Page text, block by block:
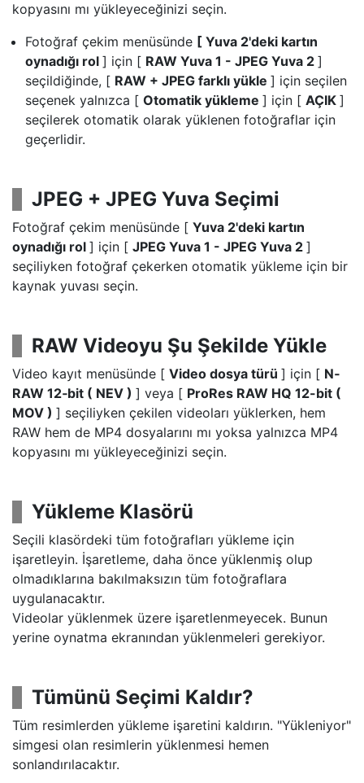
kopyasını mı yükleyeceğinizi seçin.
Fotoğraf çekim menüsünde [ Yuva 2'deki kartın
oynadığı rol ] için [ RAW Yuva 1 - JPEG Yuva 2 ]
seçildiğinde, [ RAW + JPEG farklı yükle ] için seçilen
seçenek yalnızca [ Otomatik yükleme ] için [ AÇIK ]
seçilerek otomatik olarak yüklenen fotoğraflar için
geçerlidir.
JPEG + JPEG Yuva Seçimi
Fotoğraf çekim menüsünde [ Yuva 2'deki kartın
oynadığı rol ] için [ JPEG Yuva 1 - JPEG Yuva 2 ]
seçiliyken fotoğraf çekerken otomatik yükleme için bir
kaynak yuvası seçin.
RAW Videoyu Şu Şekilde Yükle
Video kayıt menüsünde [ Video dosya türü ] için [ N‑
RAW 12‑bit ( NEV ) ] veya [ ProRes RAW HQ 12-bit (
MOV ) ] seçiliyken çekilen videoları yüklerken, hem
RAW hem de MP4 dosyalarını mı yoksa yalnızca MP4
kopyasını mı yükleyeceğinizi seçin.
Yükleme Klasörü
Seçili klasördeki tüm fotoğrafları yükleme için
işaretleyin. İşaretleme, daha önce yüklenmiş olup
olmadıklarına bakılmaksızın tüm fotoğraflara
uygulanacaktır.
Videolar yüklenmek üzere işaretlenmeyecek. Bunun
yerine oynatma ekranından yüklenmeleri gerekiyor.
Tümünü Seçimi Kaldır?
Tüm resimlerden yükleme işaretini kaldırın. "Yükleniyor"
simgesi olan resimlerin yüklenmesi hemen
sonlandırılacaktır.